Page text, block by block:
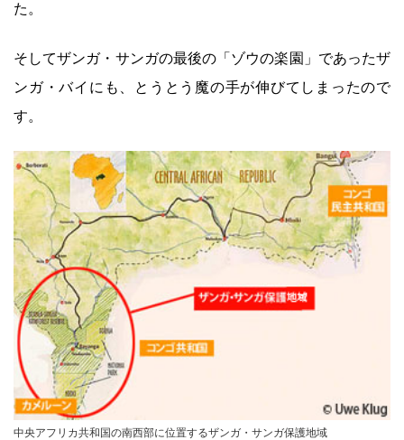
た。
そしてザンガ・サンガの最後の「ゾウの楽園」であったザ
ンガ・バイにも、とうとう魔の手が伸びてしまったので
す。
中央アフリカ共和国の南西部に位置するザンガ・サンガ保護地域